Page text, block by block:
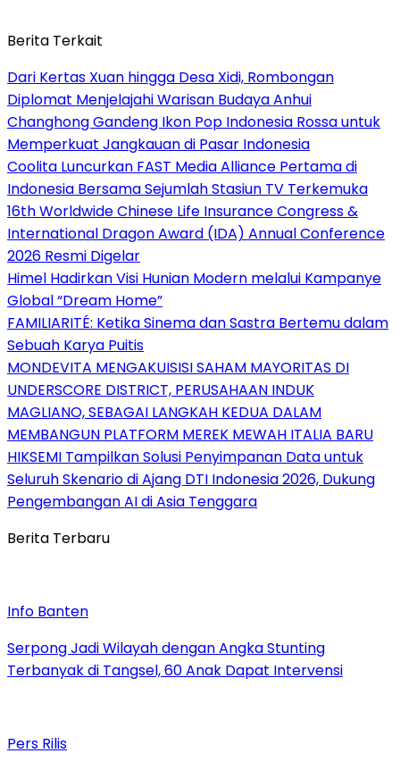
Berita Terkait
Dari Kertas Xuan hingga Desa Xidi, Rombongan
Diplomat Menjelajahi Warisan Budaya Anhui
Changhong Gandeng Ikon Pop Indonesia Rossa untuk
Memperkuat Jangkauan di Pasar Indonesia
Coolita Luncurkan FAST Media Alliance Pertama di
Indonesia Bersama Sejumlah Stasiun TV Terkemuka
16th Worldwide Chinese Life Insurance Congress &
International Dragon Award (IDA) Annual Conference
2026 Resmi Digelar
Himel Hadirkan Visi Hunian Modern melalui Kampanye
Global “Dream Home”
FAMILIARITÉ: Ketika Sinema dan Sastra Bertemu dalam
Sebuah Karya Puitis
MONDEVITA MENGAKUISISI SAHAM MAYORITAS DI
UNDERSCORE DISTRICT, PERUSAHAAN INDUK
MAGLIANO, SEBAGAI LANGKAH KEDUA DALAM
MEMBANGUN PLATFORM MEREK MEWAH ITALIA BARU
HIKSEMI Tampilkan Solusi Penyimpanan Data untuk
Seluruh Skenario di Ajang DTI Indonesia 2026, Dukung
Pengembangan AI di Asia Tenggara
Berita Terbaru
Info Banten
Serpong Jadi Wilayah dengan Angka Stunting
Terbanyak di Tangsel, 60 Anak Dapat Intervensi
Pers Rilis